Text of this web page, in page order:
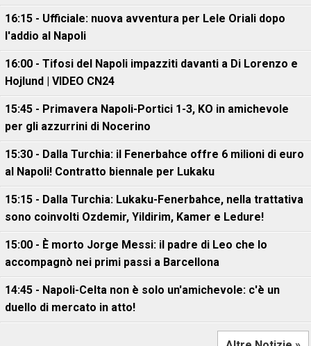
16:15 - Ufficiale: nuova avventura per Lele Oriali dopo
l'addio al Napoli
16:00 - Tifosi del Napoli impazziti davanti a Di Lorenzo e
Hojlund | VIDEO CN24
15:45 - Primavera Napoli-Portici 1-3, KO in amichevole
per gli azzurrini di Nocerino
15:30 - Dalla Turchia: il Fenerbahce offre 6 milioni di euro
al Napoli! Contratto biennale per Lukaku
15:15 - Dalla Turchia: Lukaku-Fenerbahce, nella trattativa
sono coinvolti Ozdemir, Yildirim, Kamer e Ledure!
15:00 - È morto Jorge Messi: il padre di Leo che lo
accompagnò nei primi passi a Barcellona
14:45 - Napoli-Celta non è solo un'amichevole: c'è un
duello di mercato in atto!